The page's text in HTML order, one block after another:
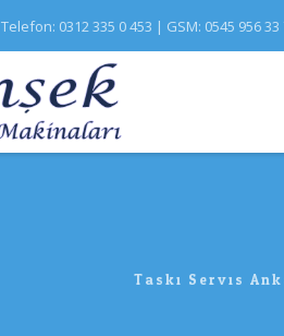
Telefon: 0312 335 0 453 | GSM: 0545 956 33
Taski Servis